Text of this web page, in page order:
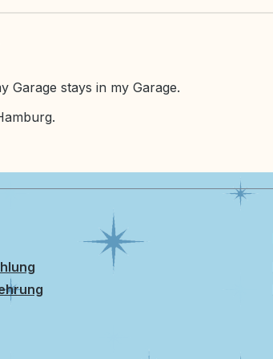
Garage stays in my Garage.